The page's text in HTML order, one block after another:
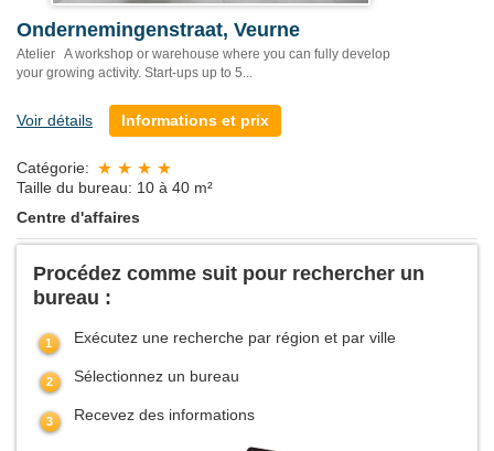
Ondernemingenstraat, Veurne
Atelier A workshop or warehouse where you can fully develop
your growing activity. Start-ups up to 5...
Voir détails Informations et prix
Catégorie:
Taille du bureau: 10 à 40 m²
Centre d'affaires
Procédez comme suit pour rechercher un
bureau :
Exécutez une recherche par région et par ville
Sélectionnez un bureau
Recevez des informations